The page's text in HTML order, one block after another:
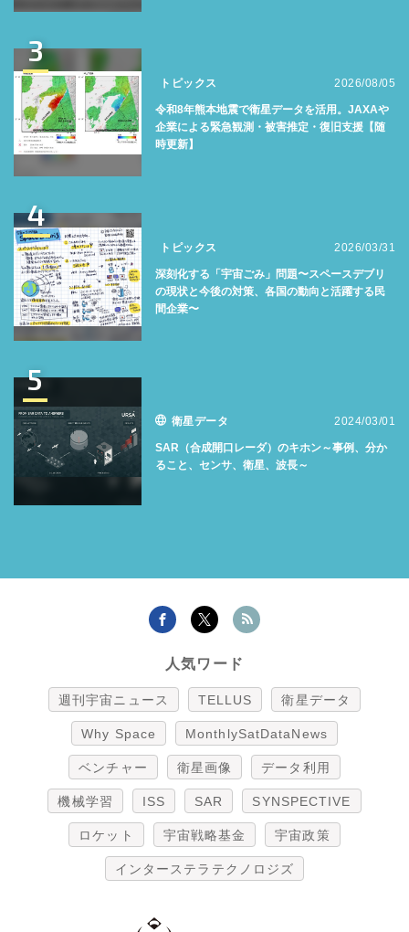
3
トピックス 2026/08/05
令和8年熊本地震で衛星データを活用。JAXAや
企業による緊急観測・被害推定・復旧支援【随
時更新】
4
トピックス 2026/03/31
深刻化する「宇宙ごみ」問題〜スペースデブリ
の現状と今後の対策、各国の動向と活躍する民
間企業〜
5
衛星データ 2024/03/01
SAR（合成開口レーダ）のキホン～事例、分か
ること、センサ、衛星、波長～
人気ワード
週刊宇宙ニュース TELLUS 衛星データ
Why Space MonthlySatDataNews
ベンチャー 衛星画像 データ利用
機械学習 ISS SAR SYNSPECTIVE
ロケット 宇宙戦略基金 宇宙政策
インターステラテクノロジズ